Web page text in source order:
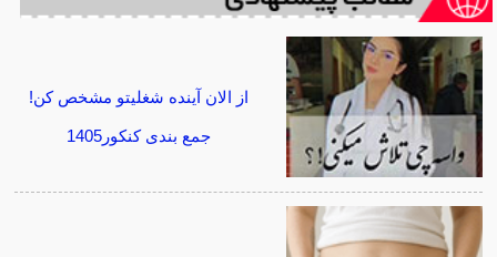
از الان آینده شغلیتو مشخص کن!
جمع بندی کنکور1405